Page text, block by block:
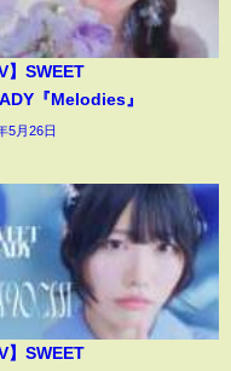
】SWEET
『Melodies』
5月26日
】SWEET